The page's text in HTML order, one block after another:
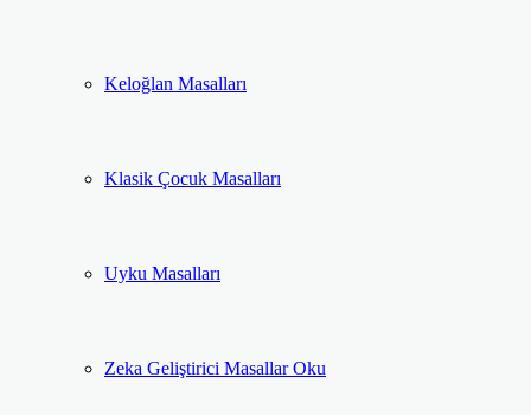
Keloğlan Masalları
Klasik Çocuk Masalları
Uyku Masalları
Zeka Geliştirici Masallar Oku